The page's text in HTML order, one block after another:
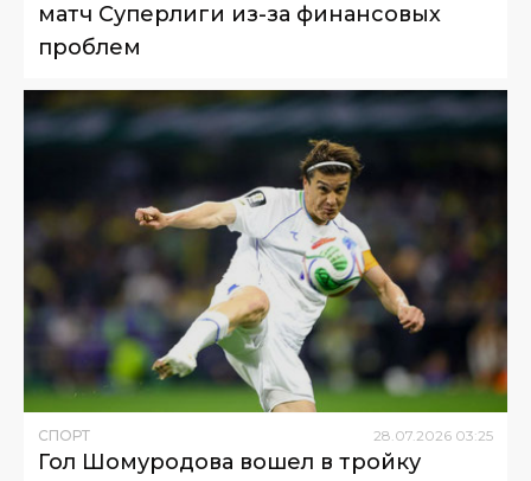
матч Суперлиги из-за финансовых
проблем
СПОРТ 28.07.2026 03:25
Гол Шомуродова вошел в тройку